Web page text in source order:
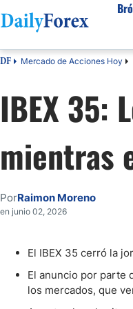
España
Argentina
Rep. Dominicana
Mexico
Costa Rica
Guatemala
Cuba
El Salvador
Divisas
EUR/USD
USD/PEN
Materias
Oro (XAU/USD)
Petróleo WTI
Indices
Sobre Nosotros
Política editorial
Cómo
Nuestra
Por qué confiar
DF Mercado de Acciones Hoy
IBEX 35:
mientras
PorRaimon Moreno
en junio 02, 2026
El IBEX 35 cerró la
El anuncio por parte
los mercados, que